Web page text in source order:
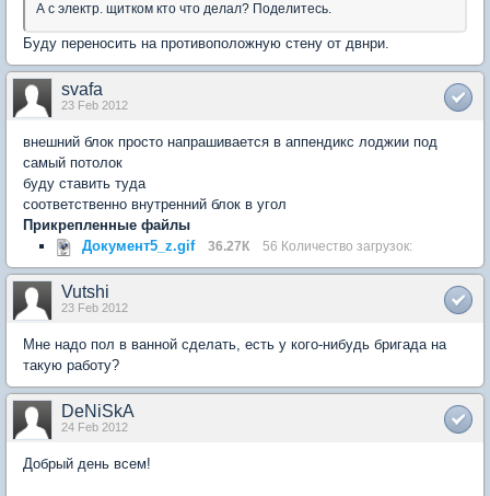
А с электр. щитком кто что делал? Поделитесь.
Буду переносить на противоположную стену от двнри.
svafa
23 Feb 2012
внешний блок просто напрашивается в аппендикс лоджии под
самый потолок
буду ставить туда
соответственно внутренний блок в угол
Прикрепленные файлы
Документ5_z.gif
36.27К 56 Количество загрузок:
Vutshi
23 Feb 2012
Мне надо пол в ванной сделать, есть у кого-нибудь бригада на
такую работу?
DeNiSkA
24 Feb 2012
Добрый день всем!